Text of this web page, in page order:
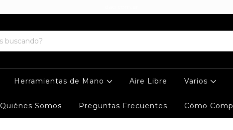
Herramientas de Mano Aire Libre Varios
Quiénes Somos Preguntas Frecuentes Cómo